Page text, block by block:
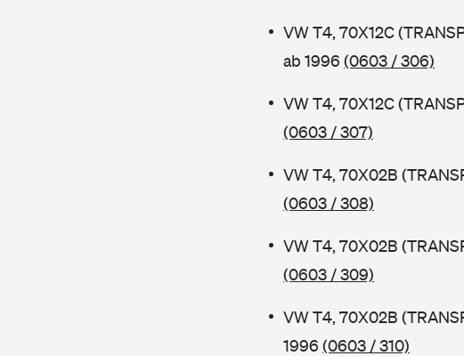
VW T4, 70X12C
ab 1996 (0603 / 306)
VW T4, 70X12C
(0603 / 307)
VW T4, 70X02B
(0603 / 308)
VW T4, 70X02B
(0603 / 309)
VW T4, 70X02B
1996 (0603 / 310)